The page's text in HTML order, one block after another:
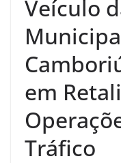
Veículo
em
Tráfico